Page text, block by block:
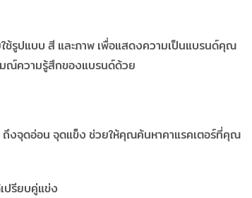
รูปแบบ สี และภาพ เพื่อแสดงความเป็นแบรนด์คุณ
มณ์ความรู้สึกของแบรนด์ด้วย
ถึงจุดอ่อน จุดแข็ง ช่วยให้คุณค้นหาคาแรคเตอร์ที่คุณ
ปรียบคู่แข่ง